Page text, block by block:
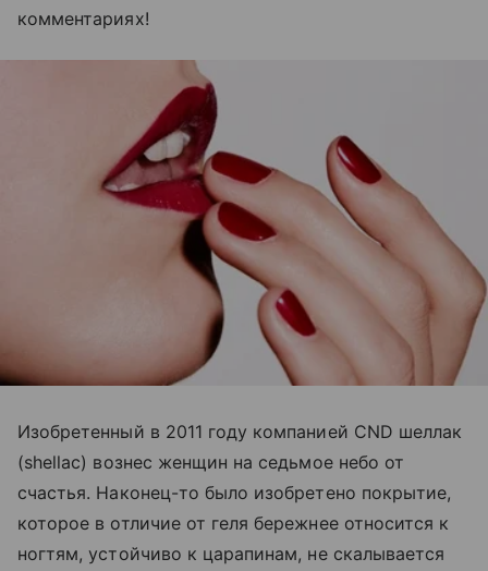
комментариях!
Изобретенный в 2011 году компанией CND шеллак
(shellac) вознес женщин на седьмое небо от
счастья. Наконец-то было изобретено покрытие,
которое в отличие от геля бережнее относится к
ногтям, устойчиво к царапинам, не скалывается